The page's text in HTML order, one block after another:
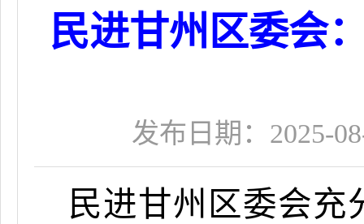
民进甘州区委会
发布日期：2025-
民进甘州区委会充